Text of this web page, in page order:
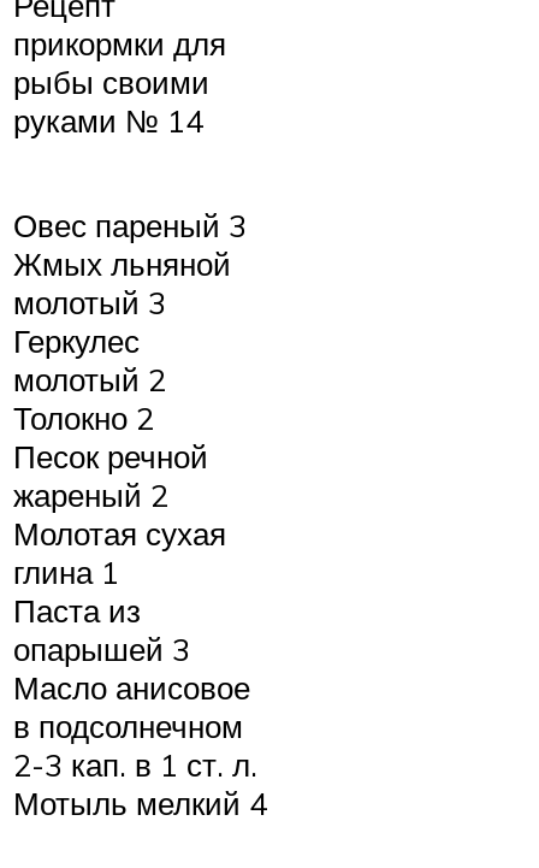
прикормки для
рыбы своими
руками № 14
Овес пареный 3
Жмых льняной
молотый 3
Геркулес
молотый 2
Толокно 2
Песок речной
жареный 2
Молотая сухая
глина 1
Паста из
опарышей 3
Масло анисовое
в подсолнечном
2-3 кап. в 1 ст. л.
Мотыль мелкий 4